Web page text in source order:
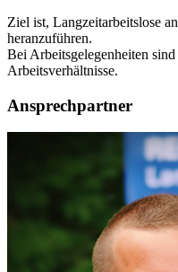
Ziel ist, Langzeitarbeitslose
heranzuführen.
Bei Arbeitsgelegenheiten
Arbeitsverhältnisse.
Ansprechpartner